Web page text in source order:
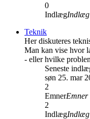
0
IndlægIndlæg
Teknik
Her diskuteres
Man kan vise hvor
- eller hvilke
Seneste
søn 25. mar
2
EmnerEmner
2
IndlægIndlæg